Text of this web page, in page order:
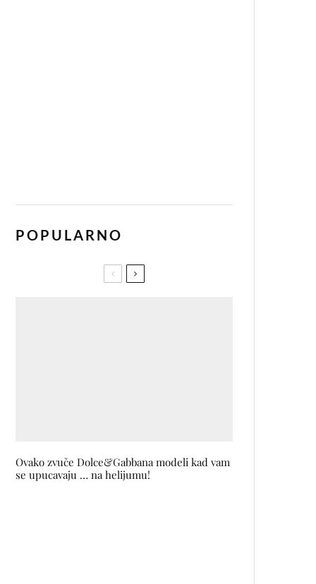
POPULARNO
Ovako zvuče Dolce&Gabbana modeli kad vam
se upucavaju … na helijumu!